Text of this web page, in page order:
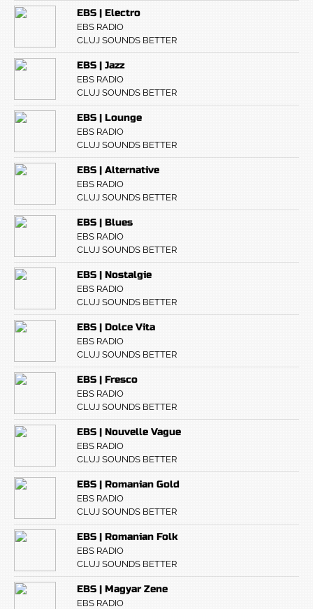
EBS | Electro
EBS RADIO
CLUJ SOUNDS BETTER
EBS | Jazz
EBS RADIO
CLUJ SOUNDS BETTER
EBS | Lounge
EBS RADIO
CLUJ SOUNDS BETTER
EBS | Alternative
EBS RADIO
CLUJ SOUNDS BETTER
EBS | Blues
EBS RADIO
CLUJ SOUNDS BETTER
EBS | Nostalgie
EBS RADIO
CLUJ SOUNDS BETTER
EBS | Dolce Vita
EBS RADIO
CLUJ SOUNDS BETTER
EBS | Fresco
EBS RADIO
CLUJ SOUNDS BETTER
EBS | Nouvelle Vague
EBS RADIO
CLUJ SOUNDS BETTER
EBS | Romanian Gold
EBS RADIO
CLUJ SOUNDS BETTER
EBS | Romanian Folk
EBS RADIO
CLUJ SOUNDS BETTER
EBS | Magyar Zene
EBS RADIO